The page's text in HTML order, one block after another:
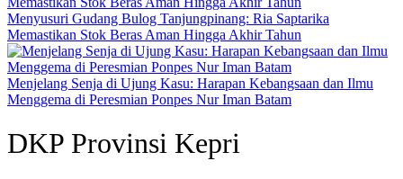
Menyusuri Gudang Bulog Tanjungpinang: Ria Saptarika
Memastikan Stok Beras Aman Hingga Akhir Tahun
Menjelang Senja di Ujung Kasu: Harapan Kebangsaan dan Ilmu
Menggema di Peresmian Ponpes Nur Iman Batam
DKP Provinsi Kepri